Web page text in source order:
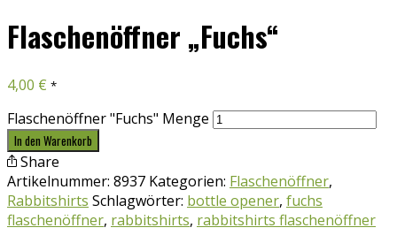
Flaschenöffner „Fuchs“
4,00 € *
Flaschenöffner "Fuchs" Menge
In den Warenkorb
Share
Artikelnummer: 8937 Kategorien: Flaschenöffner,
Rabbitshirts Schlagwörter: bottle opener, fuchs
flaschenöffner, rabbitshirts, rabbitshirts flaschenöffner